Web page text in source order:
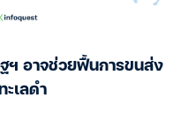
ฯ อาจช่วยฟื้นการขนส่ง
เลดำ